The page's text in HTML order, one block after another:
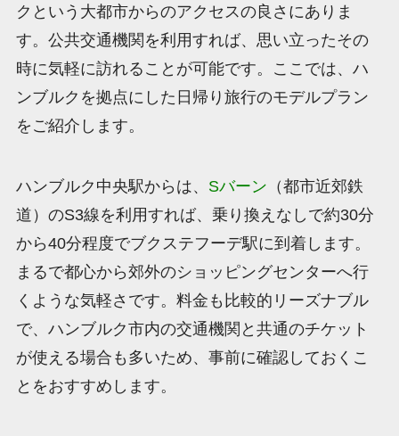
クという大都市からのアクセスの良さにありま
す。公共交通機関を利用すれば、思い立ったその
時に気軽に訪れることが可能です。ここでは、ハ
ンブルクを拠点にした日帰り旅行のモデルプラン
をご紹介します。
ハンブルク中央駅からは、 Sバーン （都市近郊鉄
道）のS3線を利用すれば、乗り換えなしで約30分
から40分程度でブクステフーデ駅に到着します。
まるで都心から郊外のショッピングセンターへ行
くような気軽さです。料金も比較的リーズナブル
で、ハンブルク市内の交通機関と共通のチケット
が使える場合も多いため、事前に確認しておくこ
とをおすすめします。